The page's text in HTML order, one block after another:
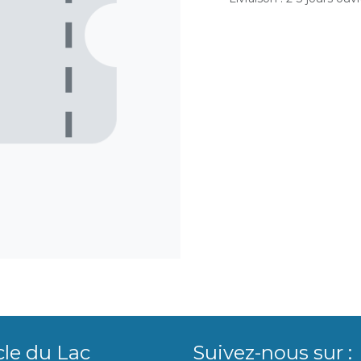
du Lac Suivez-nous sur :